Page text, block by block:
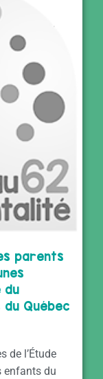
parents
du
Québec
de l’Étude
enfants du